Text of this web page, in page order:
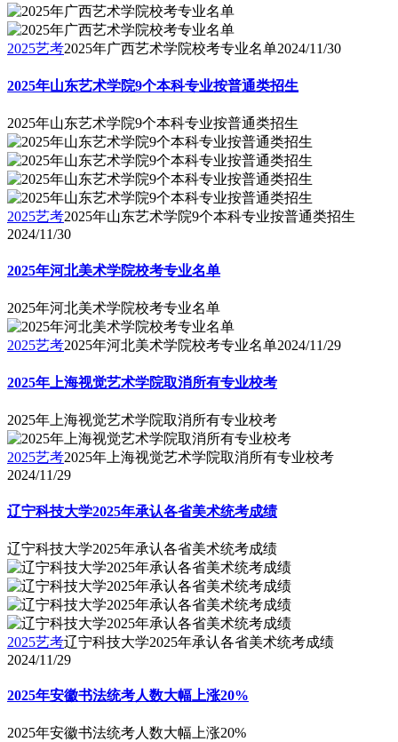
2025艺考2025年广西艺术学院校考专业名单2024/11/30
2025年山东艺术学院9个本科专业按普通类招生
2025年山东艺术学院9个本科专业按普通类招生
2025艺考2025年山东艺术学院9个本科专业按普通类招生
2024/11/30
2025年河北美术学院校考专业名单
2025年河北美术学院校考专业名单
2025艺考2025年河北美术学院校考专业名单2024/11/29
2025年上海视觉艺术学院取消所有专业校考
2025年上海视觉艺术学院取消所有专业校考
2025艺考2025年上海视觉艺术学院取消所有专业校考
2024/11/29
辽宁科技大学2025年承认各省美术统考成绩
辽宁科技大学2025年承认各省美术统考成绩
2025艺考辽宁科技大学2025年承认各省美术统考成绩
2024/11/29
2025年安徽书法统考人数大幅上涨20%
2025年安徽书法统考人数大幅上涨20%